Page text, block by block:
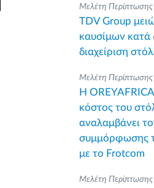
Μελέτη Περίπτωσης
TDV Group
καυσίμων κατά
διαχείριση
Μελέτη Περίπτωσης
Η
κόστος του
αναλαμβάνει
συμμόρφωσης
με το Frotcom
Μελέτη Περίπτωσης